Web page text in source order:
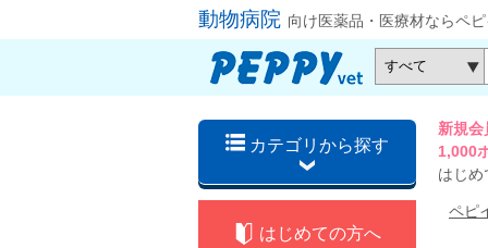
動物病院 向け医薬品・医療材ならペ
カテゴリから探す
新規
1,000
はじめ
はじめての方へ
ペピ